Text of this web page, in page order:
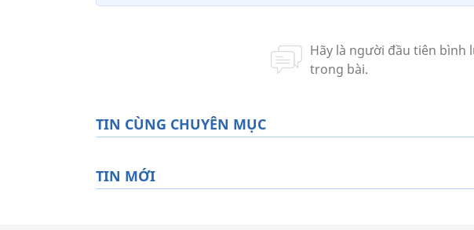
TIN CÙNG CHUYÊN MỤC
TIN MỚI